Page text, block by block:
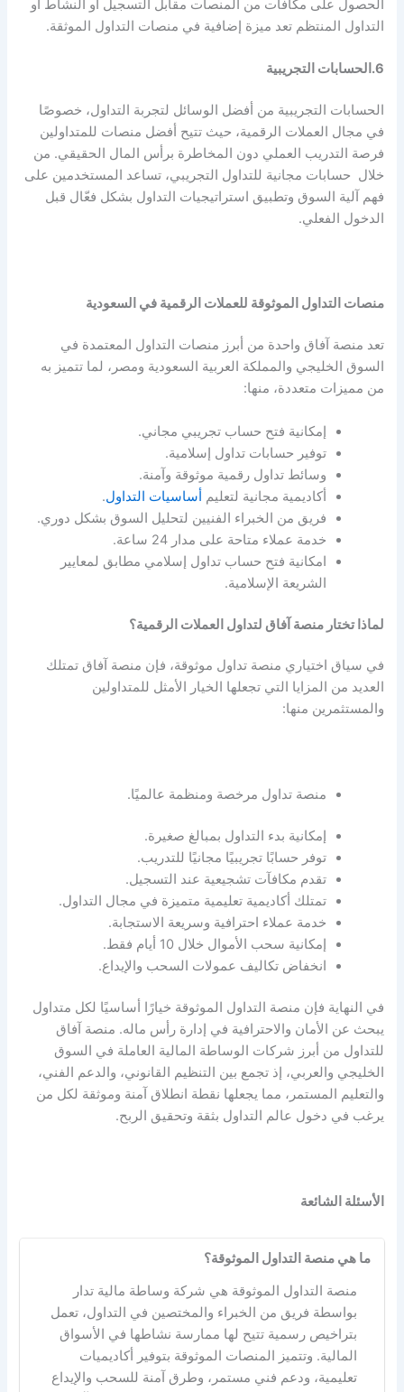
الحصول على مكافآت من المنصات مقابل التسجيل أو النشاط أو
التداول المنتظم تعد ميزة إضافية في منصات التداول الموثقة.
6.الحسابات التجريبية
الحسابات التجريبية من أفضل الوسائل لتجربة التداول، خصوصًا
في مجال العملات الرقمية، حيث تتيح أفضل منصات للمتداولين
فرصة التدريب العملي دون المخاطرة برأس المال الحقيقي. من
خلال حسابات مجانية للتداول التجريبي، تساعد المستخدمين على
فهم آلية السوق وتطبيق استراتيجيات التداول بشكل فعّال قبل
الدخول الفعلي.
منصات التداول الموثوقة للعملات الرقمية في السعودية
تعد منصة آفاق واحدة من أبرز منصات التداول المعتمدة في
السوق الخليجي والمملكة العربية السعودية ومصر، لما تتميز به
من مميزات متعددة، منها:
إمكانية فتح حساب تجريبي مجاني.
توفير حسابات تداول إسلامية.
وسائط تداول رقمية موثوقة وآمنة.
أكاديمية مجانية لتعليم أساسيات التداول .
فريق من الخبراء الفنيين لتحليل السوق بشكل دوري.
خدمة عملاء متاحة على مدار 24 ساعة.
امكانية فتح حساب تداول إسلامي مطابق لمعايير
الشريعة الإسلامية.
لماذا تختار منصة آفاق لتداول العملات الرقمية؟
في سياق اختياري منصة تداول موثوقة، فإن منصة آفاق تمتلك
العديد من المزايا التي تجعلها الخيار الأمثل للمتداولين
والمستثمرين منها:
منصة تداول مرخصة ومنظمة عالميًا.
إمكانية بدء التداول بمبالغ صغيرة.
توفر حسابًا تجريبيًا مجانيًا للتدريب.
تقدم مكافآت تشجيعية عند التسجيل.
تمتلك أكاديمية تعليمية متميزة في مجال التداول.
خدمة عملاء احترافية وسريعة الاستجابة.
إمكانية سحب الأموال خلال 10 أيام فقط.
انخفاض تكاليف عمولات السحب والإيداع.
في النهاية فإن منصة التداول الموثوقة خيارًا أساسيًا لكل متداول
يبحث عن الأمان والاحترافية في إدارة رأس ماله. منصة آفاق
للتداول من أبرز شركات الوساطة المالية العاملة في السوق
الخليجي والعربي، إذ تجمع بين التنظيم القانوني، والدعم الفني،
والتعليم المستمر، مما يجعلها نقطة انطلاق آمنة وموثقة لكل من
يرغب في دخول عالم التداول بثقة وتحقيق الربح.
الأسئلة الشائعة
ما هي منصة التداول الموثوقة؟
منصة التداول الموثوقة هي شركة وساطة مالية تدار
بواسطة فريق من الخبراء والمختصين في التداول، تعمل
بتراخيص رسمية تتيح لها ممارسة نشاطها في الأسواق
المالية. وتتميز المنصات الموثوقة بتوفير أكاديميات
تعليمية، ودعم فني مستمر، وطرق آمنة للسحب والإيداع